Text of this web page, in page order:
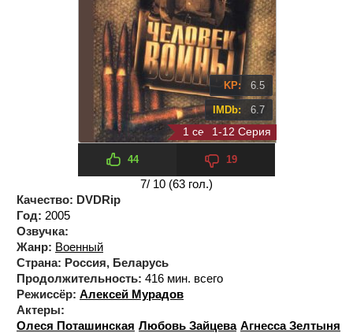
1 сезон 12 серия
1-12 Серия
KP: 6.5
IMDb: 6.7
44 19
7/ 10 (63 гол.)
Качество: DVDRip
Год: 2005
Озвучка:
Жанр: Военный
Страна: Россия, Беларусь
Продолжительность: 416 мин. всего
Режиссёр: Алексей Мурадов
Актеры:
Олеся Поташинская Любовь Зайцева Агнесса Зелтыня